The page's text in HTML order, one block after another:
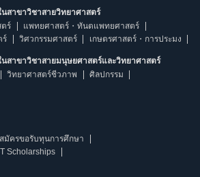
สาขาวิชาสายวิทยาศาสตร์
ร์
แพทยศาสตร์・ทันตแพทยศาสตร์
ร์ วิศวกรรมศาสตร์ เกษตรศาสตร์・การประมง
สาขาวิชาสายมนุษยศาสตร์และวิทยาศาสตร์
วิทยาศาสตร์ชีวภาพ
ศิลปกรรม
มัครขอรับทุนการศึกษา
Scholarships